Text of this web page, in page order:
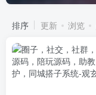
排序 更新 浏览